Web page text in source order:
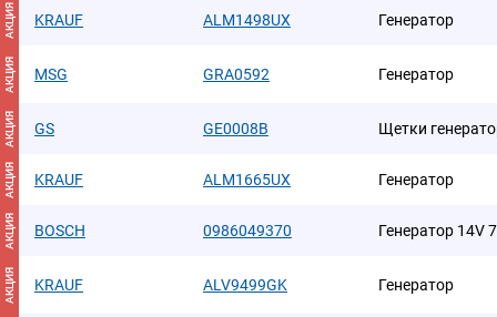
АКЦИЯ KRAUF ALM1498UX Генератор
АКЦИЯ MSG GRA0592 Генератор
АКЦИЯ GS GE0008B Щетки
АКЦИЯ KRAUF ALM1665UX Генератор
АКЦИЯ BOSCH 0986049370 Генератор 14V
АКЦИЯ KRAUF ALV9499GK Генератор